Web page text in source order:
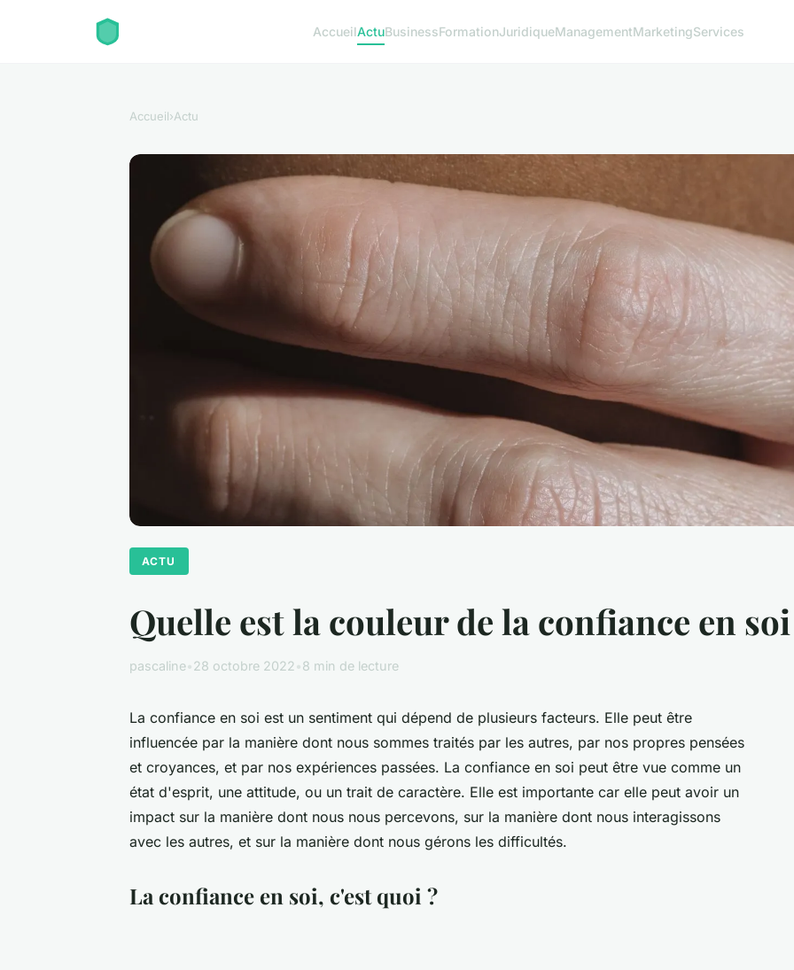
AccueilActuBusinessFormationJuridiqueManagementMarketingServices
Accueil›Actu
ACTU
Quelle est la couleur de la confiance en
pascaline•28 octobre 2022•8 min de lecture
La confiance en soi est un sentiment qui dépend de plusieurs facteurs. Elle peut être
influencée par la manière dont nous sommes traités par les autres, par nos propres pensées
et croyances, et par nos expériences passées. La confiance en soi peut être vue comme un
état d'esprit, une attitude, ou un trait de caractère. Elle est importante car elle peut avoir un
impact sur la manière dont nous nous percevons, sur la manière dont nous interagissons
avec les autres, et sur la manière dont nous gérons les difficultés.
La confiance en soi, c'est quoi ?